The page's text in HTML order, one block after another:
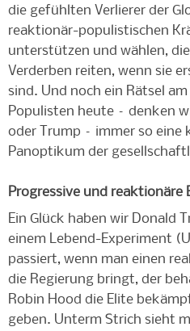
die gefühlten Verlierer der
reaktionär-populistischen
unterstützen und wählen,
Verderben reiten, wenn sie
sind. Und noch ein Rätsel
Populisten heute – denken
oder Trump – immer so eine
Panoptikum der
Progressive und reaktionäre
Ein Glück haben wir Donald
einem Lebend-Experiment
passiert, wenn man einen
die Regierung bringt, der
Robin Hood die Elite
geben. Unterm Strich sieht